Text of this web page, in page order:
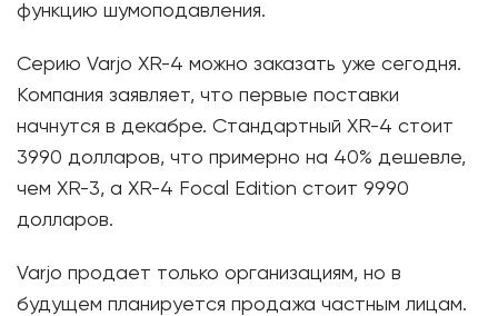
функцию шумоподавления.
Серию Varjo XR-4 можно заказать уже сегодня.
Компания заявляет, что первые поставки
начнутся в декабре. Стандартный XR-4 стоит
3990 долларов, что примерно на 40% дешевле,
чем XR-3, а XR-4 Focal Edition стоит 9990
долларов.
Varjo продает только организациям, но в
будущем планируется продажа частным лицам.